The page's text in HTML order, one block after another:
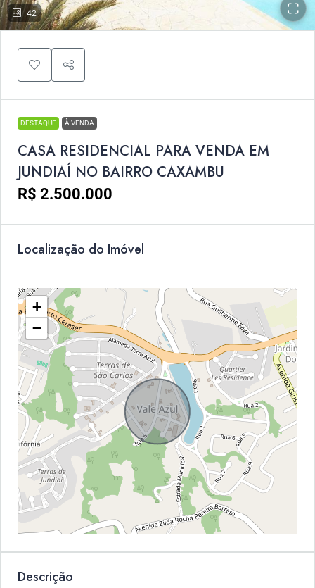
42
DESTAQUE À VENDA
CASA RESIDENCIAL PARA VENDA EM
JUNDIAÍ NO BAIRRO CAXAMBU
R$ 2.500.000
Localização do Imóvel
+
−
Descrição